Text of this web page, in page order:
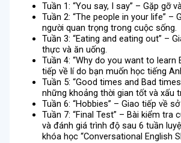
Tuần 1: “You say, I say” – Gặp gỡ
Tuần 2: “The people in your life” –
người quan trọng trong cuộc sống.
Tuần 3: “Eating and eating out” –
thực và ăn uống.
Tuần 4: “Why do you want to learn
tiếp về lí do bạn muốn học tiếng
Tuần 5: “Good times and Bad
những khoảng thời gian tốt và xấu
Tuần 6: “Hobbies” – Giao tiếp về
Tuần 7: “Final Test” – Bài kiểm tra
và đánh giá trình độ sau 6 tuần
khóa học “Conversational English